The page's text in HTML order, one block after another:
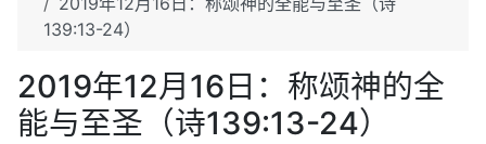
139:13-24）
2019年12月16日：称颂神的全
能与至圣（诗139:13-24）